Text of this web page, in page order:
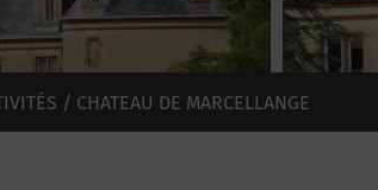
/ CHATEAU DE MARCELLANGE